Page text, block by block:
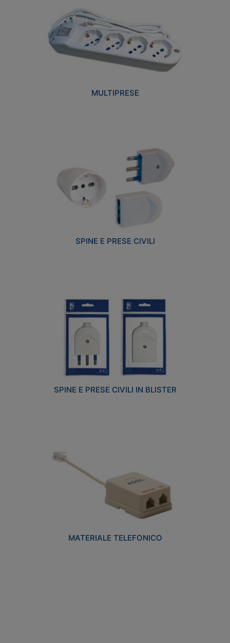
MULTIPRESE
SPINE E PRESE CIVILI
SPINE E PRESE CIVILI IN BLISTER
MATERIALE TELEFONICO